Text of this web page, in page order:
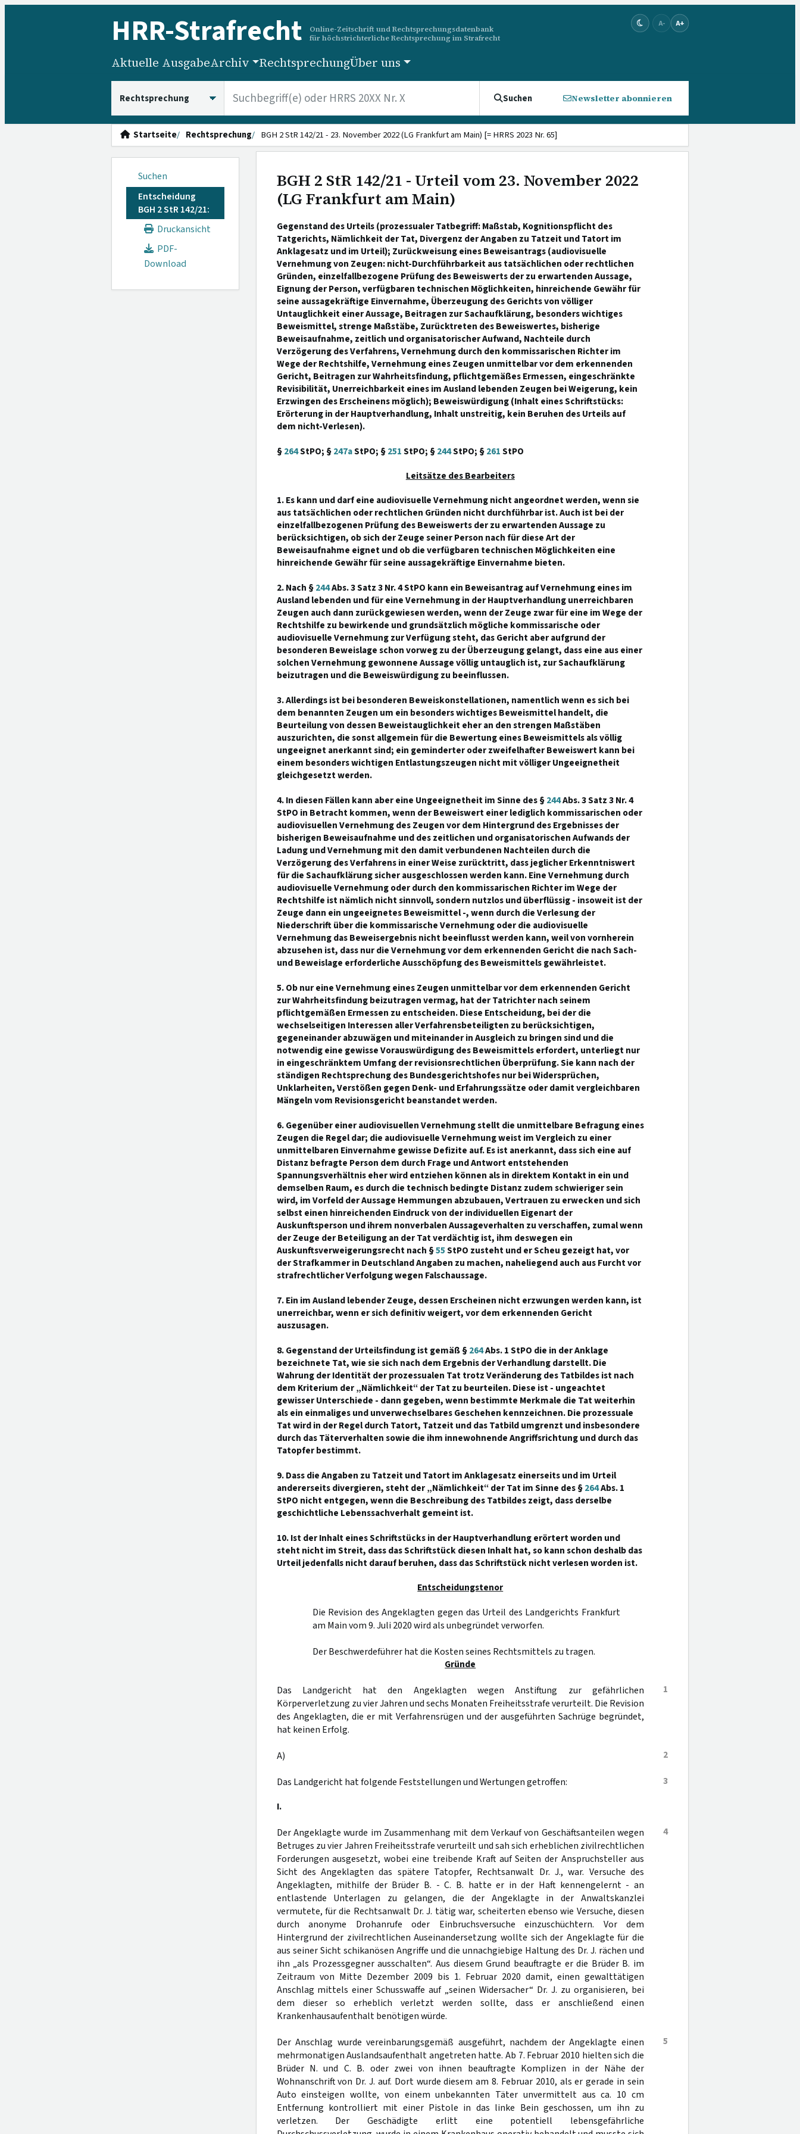
HRR-Strafrecht
Online-Zeitschrift und Rechtsprechungsdatenbank
für höchstrichterliche Rechtsprechung im Strafrecht
A- A+
Aktuelle AusgabeArchiv RechtsprechungÜber uns
Suchen Newsletter abonnieren
Startseite Rechtsprechung BGH 2 StR 142/21 - 23. November 2022 (LG Frankfurt am Main) [= HRRS 2023 Nr. 65]
Suchen
Entscheidung
BGH 2 StR 142/21:
Druckansicht
PDF-
Download
BGH 2 StR 142/21 - Urteil vom 23. November 2022
(LG Frankfurt am Main)
Gegenstand des Urteils (prozessualer Tatbegriff: Maßstab, Kognitionspflicht des
Tatgerichts, Nämlichkeit der Tat, Divergenz der Angaben zu Tatzeit und Tatort im
Anklagesatz und im Urteil); Zurückweisung eines Beweisantrags (audiovisuelle
Vernehmung von Zeugen: nicht-Durchführbarkeit aus tatsächlichen oder rechtlichen
Gründen, einzelfallbezogene Prüfung des Beweiswerts der zu erwartenden Aussage,
Eignung der Person, verfügbaren technischen Möglichkeiten, hinreichende Gewähr für
seine aussagekräftige Einvernahme, Überzeugung des Gerichts von völliger
Untauglichkeit einer Aussage, Beitragen zur Sachaufklärung, besonders wichtiges
Beweismittel, strenge Maßstäbe, Zurücktreten des Beweiswertes, bisherige
Beweisaufnahme, zeitlich und organisatorischer Aufwand, Nachteile durch
Verzögerung des Verfahrens, Vernehmung durch den kommissarischen Richter im
Wege der Rechtshilfe, Vernehmung eines Zeugen unmittelbar vor dem erkennenden
Gericht, Beitragen zur Wahrheitsfindung, pflichtgemäßes Ermessen, eingeschränkte
Revisibilität, Unerreichbarkeit eines im Ausland lebenden Zeugen bei Weigerung, kein
Erzwingen des Erscheinens möglich); Beweiswürdigung (Inhalt eines Schriftstücks:
Erörterung in der Hauptverhandlung, Inhalt unstreitig, kein Beruhen des Urteils auf
dem nicht-Verlesen).
§264StPO; §247aStPO; §251StPO; §244StPO; §261StPO
Leitsätze des Bearbeiters
1. Es kann und darf eine audiovisuelle Vernehmung nicht angeordnet werden, wenn sie
aus tatsächlichen oder rechtlichen Gründen nicht durchführbar ist. Auch ist bei der
einzelfallbezogenen Prüfung des Beweiswerts der zu erwartenden Aussage zu
berücksichtigen, ob sich der Zeuge seiner Person nach für diese Art der
Beweisaufnahme eignet und ob die verfügbaren technischen Möglichkeiten eine
hinreichende Gewähr für seine aussagekräftige Einvernahme bieten.
2. Nach §244Abs. 3 Satz 3 Nr. 4 StPO kann ein Beweisantrag auf Vernehmung eines im
Ausland lebenden und für eine Vernehmung in der Hauptverhandlung unerreichbaren
Zeugen auch dann zurückgewiesen werden, wenn der Zeuge zwar für eine im Wege der
Rechtshilfe zu bewirkende und grundsätzlich mögliche kommissarische oder
audiovisuelle Vernehmung zur Verfügung steht, das Gericht aber aufgrund der
besonderen Beweislage schon vorweg zu der Überzeugung gelangt, dass eine aus einer
solchen Vernehmung gewonnene Aussage völlig untauglich ist, zur Sachaufklärung
beizutragen und die Beweiswürdigung zu beeinflussen.
3. Allerdings ist bei besonderen Beweiskonstellationen, namentlich wenn es sich bei
dem benannten Zeugen um ein besonders wichtiges Beweismittel handelt, die
Beurteilung von dessen Beweistauglichkeit eher an den strengen Maßstäben
auszurichten, die sonst allgemein für die Bewertung eines Beweismittels als völlig
ungeeignet anerkannt sind; ein geminderter oder zweifelhafter Beweiswert kann bei
einem besonders wichtigen Entlastungszeugen nicht mit völliger Ungeeignetheit
gleichgesetzt werden.
4. In diesen Fällen kann aber eine Ungeeignetheit im Sinne des §244Abs. 3 Satz 3 Nr. 4
StPO in Betracht kommen, wenn der Beweiswert einer lediglich kommissarischen oder
audiovisuellen Vernehmung des Zeugen vor dem Hintergrund des Ergebnisses der
bisherigen Beweisaufnahme und des zeitlichen und organisatorischen Aufwands der
Ladung und Vernehmung mit den damit verbundenen Nachteilen durch die
Verzögerung des Verfahrens in einer Weise zurücktritt, dass jeglicher Erkenntniswert
für die Sachaufklärung sicher ausgeschlossen werden kann. Eine Vernehmung durch
audiovisuelle Vernehmung oder durch den kommissarischen Richter im Wege der
Rechtshilfe ist nämlich nicht sinnvoll, sondern nutzlos und überflüssig - insoweit ist der
Zeuge dann ein ungeeignetes Beweismittel -, wenn durch die Verlesung der
Niederschrift über die kommissarische Vernehmung oder die audiovisuelle
Vernehmung das Beweisergebnis nicht beeinflusst werden kann, weil von vornherein
abzusehen ist, dass nur die Vernehmung vor dem erkennenden Gericht die nach Sach-
und Beweislage erforderliche Ausschöpfung des Beweismittels gewährleistet.
5. Ob nur eine Vernehmung eines Zeugen unmittelbar vor dem erkennenden Gericht
zur Wahrheitsfindung beizutragen vermag, hat der Tatrichter nach seinem
pflichtgemäßen Ermessen zu entscheiden. Diese Entscheidung, bei der die
wechselseitigen Interessen aller Verfahrensbeteiligten zu berücksichtigen,
gegeneinander abzuwägen und miteinander in Ausgleich zu bringen sind und die
notwendig eine gewisse Vorauswürdigung des Beweismittels erfordert, unterliegt nur
in eingeschränktem Umfang der revisionsrechtlichen Überprüfung. Sie kann nach der
ständigen Rechtsprechung des Bundesgerichtshofes nur bei Widersprüchen,
Unklarheiten, Verstößen gegen Denk- und Erfahrungssätze oder damit vergleichbaren
Mängeln vom Revisionsgericht beanstandet werden.
6. Gegenüber einer audiovisuellen Vernehmung stellt die unmittelbare Befragung eines
Zeugen die Regel dar; die audiovisuelle Vernehmung weist im Vergleich zu einer
unmittelbaren Einvernahme gewisse Defizite auf. Es ist anerkannt, dass sich eine auf
Distanz befragte Person dem durch Frage und Antwort entstehenden
Spannungsverhältnis eher wird entziehen können als in direktem Kontakt in ein und
demselben Raum, es durch die technisch bedingte Distanz zudem schwieriger sein
wird, im Vorfeld der Aussage Hemmungen abzubauen, Vertrauen zu erwecken und sich
selbst einen hinreichenden Eindruck von der individuellen Eigenart der
Auskunftsperson und ihrem nonverbalen Aussageverhalten zu verschaffen, zumal wenn
der Zeuge der Beteiligung an der Tat verdächtig ist, ihm deswegen ein
Auskunftsverweigerungsrecht nach §55StPO zusteht und er Scheu gezeigt hat, vor
der Strafkammer in Deutschland Angaben zu machen, naheliegend auch aus Furcht vor
strafrechtlicher Verfolgung wegen Falschaussage.
7. Ein im Ausland lebender Zeuge, dessen Erscheinen nicht erzwungen werden kann, ist
unerreichbar, wenn er sich definitiv weigert, vor dem erkennenden Gericht
auszusagen.
8. Gegenstand der Urteilsfindung ist gemäß §264Abs. 1 StPO die in der Anklage
bezeichnete Tat, wie sie sich nach dem Ergebnis der Verhandlung darstellt. Die
Wahrung der Identität der prozessualen Tat trotz Veränderung des Tatbildes ist nach
dem Kriterium der „Nämlichkeit“ der Tat zu beurteilen. Diese ist - ungeachtet
gewisser Unterschiede - dann gegeben, wenn bestimmte Merkmale die Tat weiterhin
als ein einmaliges und unverwechselbares Geschehen kennzeichnen. Die prozessuale
Tat wird in der Regel durch Tatort, Tatzeit und das Tatbild umgrenzt und insbesondere
durch das Täterverhalten sowie die ihm innewohnende Angriffsrichtung und durch das
Tatopfer bestimmt.
9. Dass die Angaben zu Tatzeit und Tatort im Anklagesatz einerseits und im Urteil
andererseits divergieren, steht der „Nämlichkeit“ der Tat im Sinne des §264Abs. 1
StPO nicht entgegen, wenn die Beschreibung des Tatbildes zeigt, dass derselbe
geschichtliche Lebenssachverhalt gemeint ist.
10. Ist der Inhalt eines Schriftstücks in der Hauptverhandlung erörtert worden und
steht nicht im Streit, dass das Schriftstück diesen Inhalt hat, so kann schon deshalb das
Urteil jedenfalls nicht darauf beruhen, dass das Schriftstück nicht verlesen worden ist.
Entscheidungstenor
Die Revision des Angeklagten gegen das Urteil des Landgerichts Frankfurt
am Main vom 9. Juli 2020 wird als unbegründet verworfen.
Der Beschwerdeführer hat die Kosten seines Rechtsmittels zu tragen.
Gründe
1
Das Landgericht hat den Angeklagten wegen Anstiftung zur gefährlichen
Körperverletzung zu vier Jahren und sechs Monaten Freiheitsstrafe verurteilt. Die Revision
des Angeklagten, die er mit Verfahrensrügen und der ausgeführten Sachrüge begründet,
hat keinen Erfolg.
2
A)
3
Das Landgericht hat folgende Feststellungen und Wertungen getroffen:
I.
4
Der Angeklagte wurde im Zusammenhang mit dem Verkauf von Geschäftsanteilen wegen
Betruges zu vier Jahren Freiheitsstrafe verurteilt und sah sich erheblichen zivilrechtlichen
Forderungen ausgesetzt, wobei eine treibende Kraft auf Seiten der Anspruchsteller aus
Sicht des Angeklagten das spätere Tatopfer, Rechtsanwalt Dr. J., war. Versuche des
Angeklagten, mithilfe der Brüder B. - C. B. hatte er in der Haft kennengelernt - an
entlastende Unterlagen zu gelangen, die der Angeklagte in der Anwaltskanzlei
vermutete, für die Rechtsanwalt Dr. J. tätig war, scheiterten ebenso wie Versuche, diesen
durch anonyme Drohanrufe oder Einbruchsversuche einzuschüchtern. Vor dem
Hintergrund der zivilrechtlichen Auseinandersetzung wollte sich der Angeklagte für die
aus seiner Sicht schikanösen Angriffe und die unnachgiebige Haltung des Dr. J. rächen und
ihn „als Prozessgegner ausschalten“. Aus diesem Grund beauftragte er die Brüder B. im
Zeitraum von Mitte Dezember 2009 bis 1. Februar 2020 damit, einen gewalttätigen
Anschlag mittels einer Schusswaffe auf „seinen Widersacher“ Dr. J. zu organisieren, bei
dem dieser so erheblich verletzt werden sollte, dass er anschließend einen
Krankenhausaufenthalt benötigen würde.
5
Der Anschlag wurde vereinbarungsgemäß ausgeführt, nachdem der Angeklagte einen
mehrmonatigen Auslandsaufenthalt angetreten hatte. Ab 7. Februar 2010 hielten sich die
Brüder N. und C. B. oder zwei von ihnen beauftragte Komplizen in der Nähe der
Wohnanschrift von Dr. J. auf. Dort wurde diesem am 8. Februar 2010, als er gerade in sein
Auto einsteigen wollte, von einem unbekannten Täter unvermittelt aus ca. 10 cm
Entfernung kontrolliert mit einer Pistole in das linke Bein geschossen, um ihn zu
verletzen. Der Geschädigte erlitt eine potentiell lebensgefährliche